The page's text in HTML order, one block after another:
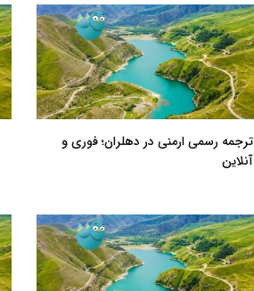
ترجمه رسمی ارمنی در دهلران؛ فوری و
آنلاین